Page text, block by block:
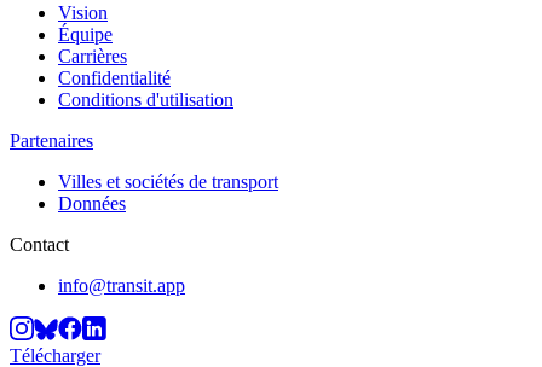
Vision
Équipe
Carrières
Confidentialité
Conditions d'utilisation
Partenaires
Villes et sociétés de transport
Données
Contact
info@transit.app
Télécharger